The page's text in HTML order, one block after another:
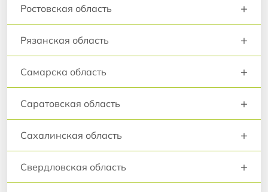
Ростовская область +
Рязанская область +
Самарска область +
Саратовская область +
Сахалинская область +
Свердловская область +